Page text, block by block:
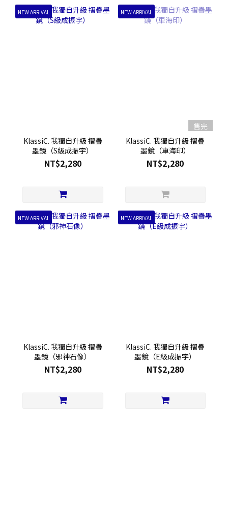
NEW ARRIVAL
KlassiC. 我獨自升級 摺疊
墨鏡（S級成振宇）
NT$2,280
NEW ARRIVAL
售完
KlassiC. 我獨自升級 摺疊
墨鏡（車海印）
NT$2,280
NEW ARRIVAL
KlassiC. 我獨自升級 摺疊
墨鏡（邪神石像）
NT$2,280
NEW ARRIVAL
KlassiC. 我獨自升級 摺疊
墨鏡（E級成振宇）
NT$2,280